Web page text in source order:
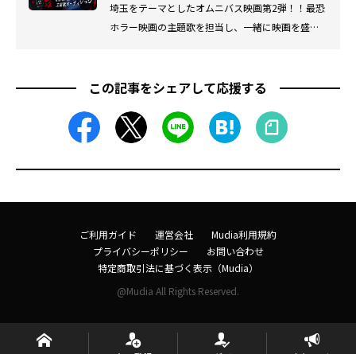
埼玉をテーマとしたオムニバス映画第2弾！！最恐
ホラー映画の主題歌を担当し、一緒に映画を盛り
題歌オーディションを開催✨
この記事をシェアして応援する
ご利用ガイド 運営会社
Mudia利用規約
プライバシーポリシー
お問い合わせ
特定商取引法に基づく表示（Mudia）
@Mudia All Rights Reserved.